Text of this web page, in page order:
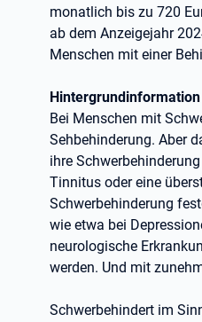
monatlich bis zu 720
ab dem Anzeigejahr
Menschen mit einer
Hintergrundinformation
Bei Menschen mit
Sehbehinderung. Aber
ihre
Tinnitus oder eine
Schwerbehinderung
wie etwa bei
neurologische
werden. Und mit
Schwerbehindert im